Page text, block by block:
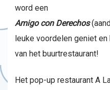
word een
Amigo con Derechos
leuke voordelen geniet
van het buurtrestaurant!
Het pop-up restaurant A